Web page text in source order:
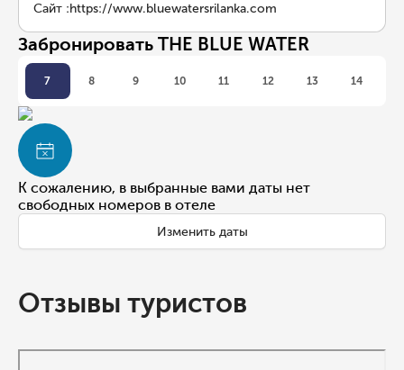
Сайт :https://www.bluewatersrilanka.com
Забронировать THE BLUE WATER
7 8 9 10 11 12 13 14
К сожалению, в выбранные вами даты нет
свободных номеров в отеле
Изменить даты
Отзывы туристов